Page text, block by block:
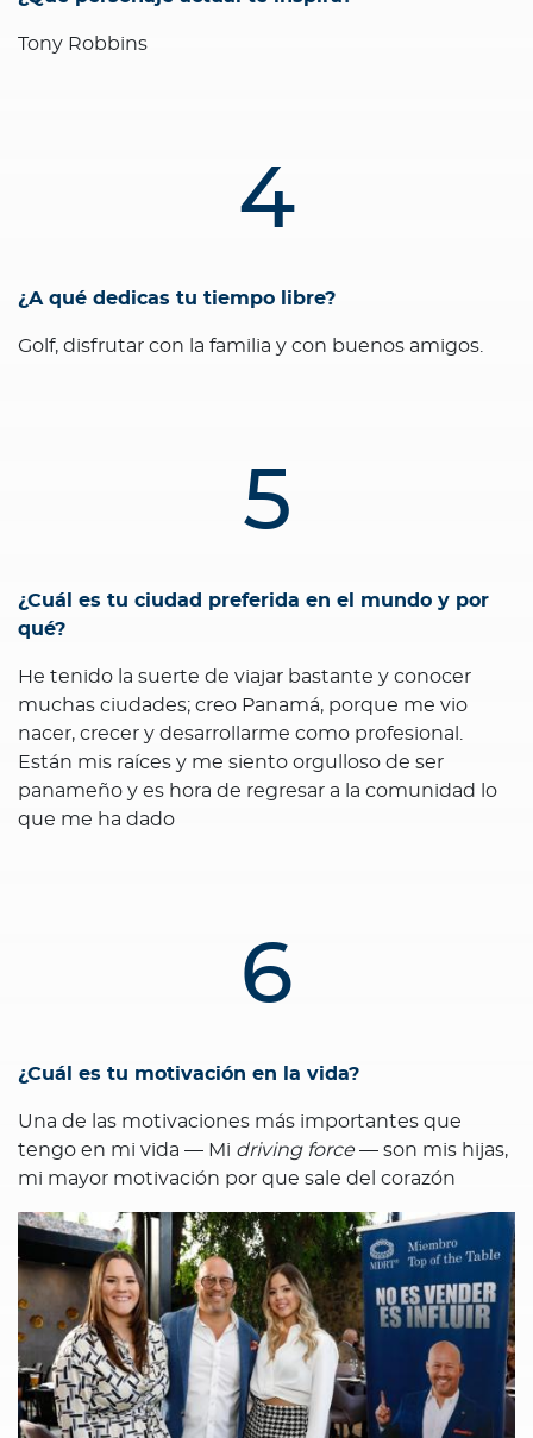
Tony Robbins
4
¿A qué dedicas tu tiempo libre?
Golf, disfrutar con la familia y con buenos amigos.
5
¿Cuál es tu ciudad preferida en el mundo y por
qué?
He tenido la suerte de viajar bastante y conocer
muchas ciudades; creo Panamá, porque me vio
nacer, crecer y desarrollarme como profesional.
Están mis raíces y me siento orgulloso de ser
panameño y es hora de regresar a la comunidad lo
que me ha dado
6
¿Cuál es tu motivación en la vida?
Una de las motivaciones más importantes que
tengo en mi vida — Mi driving force— son mis hijas,
mi mayor motivación por que sale del corazón